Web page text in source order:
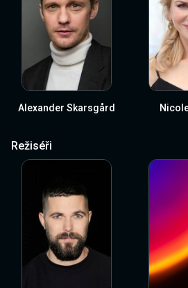
Alexander Skarsgård
Režiséři